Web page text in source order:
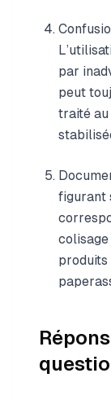
par
peut
traité au
figurant
colisage